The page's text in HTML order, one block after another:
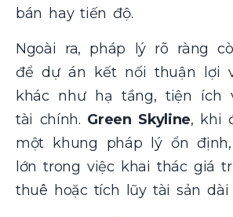
bán hay tiến độ.
Ngoài ra, pháp lý rõ ràng
để dự án kết nối thuận lợi
khác như hạ tầng, tiện ích
tài chính. Green Skyline, khi
một khung pháp lý ổn
lớn trong việc khai thác giá
thuê hoặc tích lũy tài sản dài